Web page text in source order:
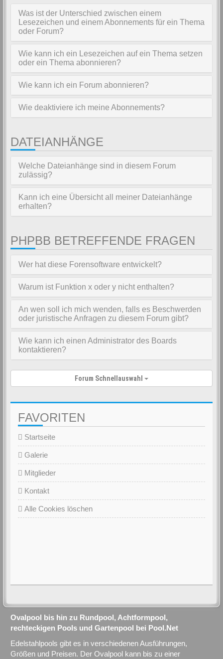
Was ist der Unterschied zwischen einem
Lesezeichen und einem Abonnements für ein Thema
oder Forum?
Wie kann ich ein Lesezeichen auf ein Thema setzen
oder ein Thema abonnieren?
Wie kann ich ein Forum abonnieren?
Wie deaktiviere ich meine Abonnements?
DATEIANHÄNGE
Welche Dateianhänge sind in diesem Forum
zulässig?
Kann ich eine Übersicht all meiner Dateianhänge
erhalten?
PHPBB BETREFFENDE FRAGEN
Wer hat diese Forensoftware entwickelt?
Warum ist Funktion x oder y nicht enthalten?
An wen soll ich mich wenden, falls es Beschwerden
oder juristische Anfragen zu diesem Forum gibt?
Wie kann ich einen Administrator des Boards
kontaktieren?
Forum Schnellauswahl
FAVORITEN
Startseite
Galerie
Mitglieder
Kontakt
Alle Cookies löschen
Ovalpool bis hin zu Rundpool, Achtformpool,
rechteckigen Pools und Gartenpool bei Pool.Net
Edelstahlpools gibt es in verschiedenen Ausführungen,
Größen und Preisen. Der Ovalpool kann bis zu einer